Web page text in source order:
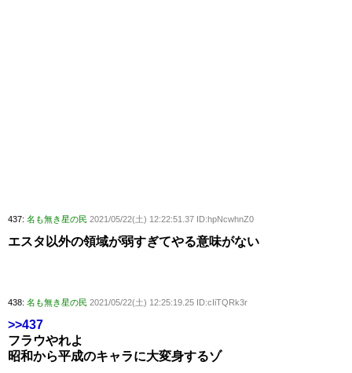
437: 名も無き星の民 2021/05/22(土) 12:22:51.37 ID:hpNcwhnZ0
エスタ以外の領域が弱すぎてやる意味がない
438: 名も無き星の民 2021/05/22(土) 12:25:19.25 ID:cIiTQRk3r
>>437
フラウやれよ
昭和から平成のキャラに大変身するゾ